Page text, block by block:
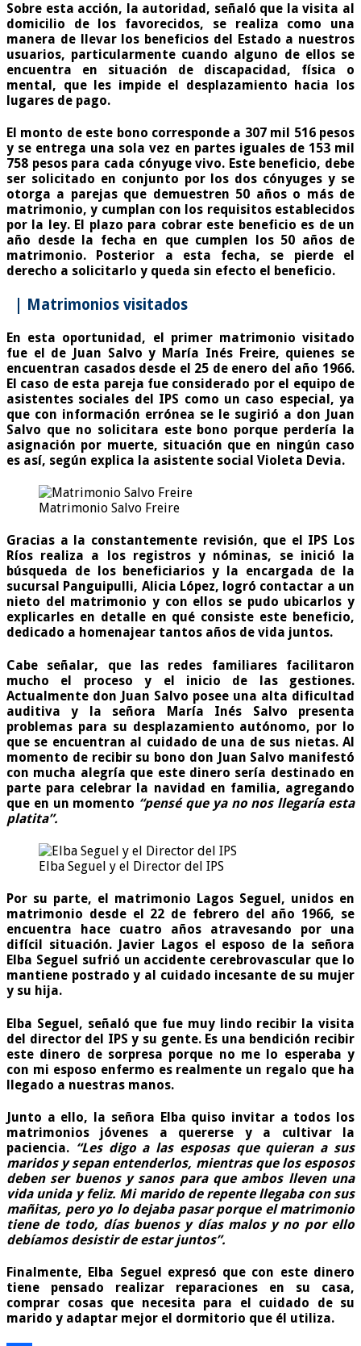
Sobre esta acción, la autoridad, señaló que la visita al
domicilio de los favorecidos, se realiza como una
manera de llevar los beneficios del Estado a nuestros
usuarios, particularmente cuando alguno de ellos se
encuentra en situación de discapacidad, física o
mental, que les impide el desplazamiento hacia los
lugares de pago.
El monto de este bono corresponde a 307 mil 516 pesos
y se entrega una sola vez en partes iguales de 153 mil
758 pesos para cada cónyuge vivo. Este beneficio, debe
ser solicitado en conjunto por los dos cónyuges y se
otorga a parejas que demuestren 50 años o más de
matrimonio, y cumplan con los requisitos establecidos
por la ley. El plazo para cobrar este beneficio es de un
año desde la fecha en que cumplen los 50 años de
matrimonio. Posterior a esta fecha, se pierde el
derecho a solicitarlo y queda sin efecto el beneficio.
| Matrimonios visitados
En esta oportunidad, el primer matrimonio visitado
fue el de Juan Salvo y María Inés Freire, quienes se
encuentran casados desde el 25 de enero del año 1966.
El caso de esta pareja fue considerado por el equipo de
asistentes sociales del IPS como un caso especial, ya
que con información errónea se le sugirió a don Juan
Salvo que no solicitara este bono porque perdería la
asignación por muerte, situación que en ningún caso
es así, según explica la asistente social Violeta Devia.
Matrimonio Salvo Freire
Gracias a la constantemente revisión, que el IPS Los
Ríos realiza a los registros y nóminas, se inició la
búsqueda de los beneficiarios y la encargada de la
sucursal Panguipulli, Alicia López, logró contactar a un
nieto del matrimonio y con ellos se pudo ubicarlos y
explicarles en detalle en qué consiste este beneficio,
dedicado a homenajear tantos años de vida juntos.
Cabe señalar, que las redes familiares facilitaron
mucho el proceso y el inicio de las gestiones.
Actualmente don Juan Salvo posee una alta dificultad
auditiva y la señora María Inés Salvo presenta
problemas para su desplazamiento autónomo, por lo
que se encuentran al cuidado de una de sus nietas. Al
momento de recibir su bono don Juan Salvo manifestó
con mucha alegría que este dinero sería destinado en
parte para celebrar la navidad en familia, agregando
que en un momento “pensé que ya no nos llegaría esta
platita”.
Elba Seguel y el Director del IPS
Por su parte, el matrimonio Lagos Seguel, unidos en
matrimonio desde el 22 de febrero del año 1966, se
encuentra hace cuatro años atravesando por una
difícil situación. Javier Lagos el esposo de la señora
Elba Seguel sufrió un accidente cerebrovascular que lo
mantiene postrado y al cuidado incesante de su mujer
y su hija.
Elba Seguel, señaló que fue muy lindo recibir la visita
del director del IPS y su gente. Es una bendición recibir
este dinero de sorpresa porque no me lo esperaba y
con mi esposo enfermo es realmente un regalo que ha
llegado a nuestras manos.
Junto a ello, la señora Elba quiso invitar a todos los
matrimonios jóvenes a quererse y a cultivar la
paciencia. “Les digo a las esposas que quieran a sus
maridos y sepan entenderlos, mientras que los esposos
deben ser buenos y sanos para que ambos lleven una
vida unida y feliz. Mi marido de repente llegaba con sus
mañitas, pero yo lo dejaba pasar porque el matrimonio
tiene de todo, días buenos y días malos y no por ello
debíamos desistir de estar juntos”.
Finalmente, Elba Seguel expresó que con este dinero
tiene pensado realizar reparaciones en su casa,
comprar cosas que necesita para el cuidado de su
marido y adaptar mejor el dormitorio que él utiliza.